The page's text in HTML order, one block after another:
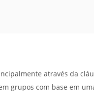
através da
grupos com base em